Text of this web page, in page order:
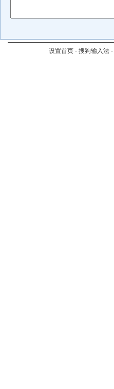
设置首页 - 搜狗输入法 -